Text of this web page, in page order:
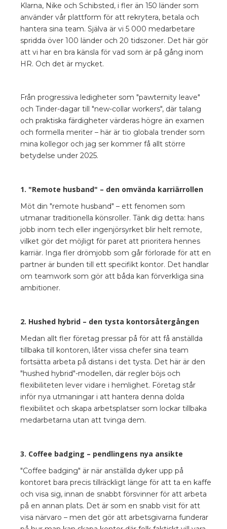
Klarna, Nike och Schibsted, i fler än 150 länder som
använder vår plattform för att rekrytera, betala och
hantera sina team. Själva är vi 5 000 medarbetare
spridda över 100 länder och 20 tidszoner. Det här gör
att vi har en bra känsla för vad som är på gång inom
HR. Och det är mycket.
Från progressiva ledigheter som "pawternity leave"
och Tinder-dagar till "new-collar workers", där talang
och praktiska färdigheter värderas högre än examen
och formella meriter – här är tio globala trender som
mina kollegor och jag ser kommer få allt större
betydelse under 2025.
1. "Remote husband" – den omvända karriärrollen
Möt din "remote husband" – ett fenomen som
utmanar traditionella könsroller. Tänk dig detta: hans
jobb inom tech eller ingenjörsyrket blir helt remote,
vilket gör det möjligt för paret att prioritera hennes
karriär. Inga fler drömjobb som går förlorade för att en
partner är bunden till ett specifikt kontor. Det handlar
om teamwork som gör att båda kan förverkliga sina
ambitioner.
2. Hushed hybrid – den tysta kontorsåtergången
Medan allt fler företag pressar på för att få anställda
tillbaka till kontoren, låter vissa chefer sina team
fortsätta arbeta på distans i det tysta. Det här är den
"hushed hybrid"-modellen, där regler böjs och
flexibiliteten lever vidare i hemlighet. Företag står
inför nya utmaningar i att hantera denna dolda
flexibilitet och skapa arbetsplatser som lockar tillbaka
medarbetarna utan att tvinga dem.
3. Coffee badging – pendlingens nya ansikte
"Coffee badging" är när anställda dyker upp på
kontoret bara precis tillräckligt länge för att ta en kaffe
och visa sig, innan de snabbt försvinner för att arbeta
på en annan plats. Det är som en snabb visit för att
visa närvaro – men det gör att arbetsgivarna funderar